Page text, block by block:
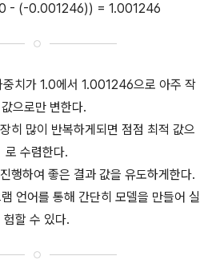
- (-0.001246)) = 1.001246
치가 1.0에서 1.001246으로 아주 작
으로만 변한다.
히 많이 반복하게되면 점점 최적 값으
로 수렴한다.
행하여 좋은 결과 값을 유도하게한다.
언어를 통해 간단히 모델을 만들어 실
험할 수 있다.